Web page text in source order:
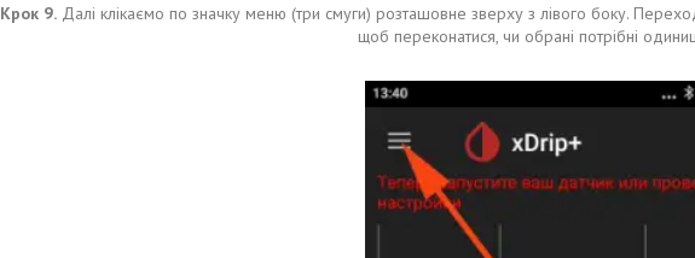
Крок 9.Далі клікаємо по значку меню (три смуги) розташовне зверху з лівого боку.
щоб переконатися, чи обрані потрібні